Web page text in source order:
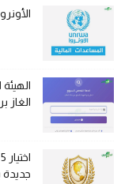
الغاز
جديدة